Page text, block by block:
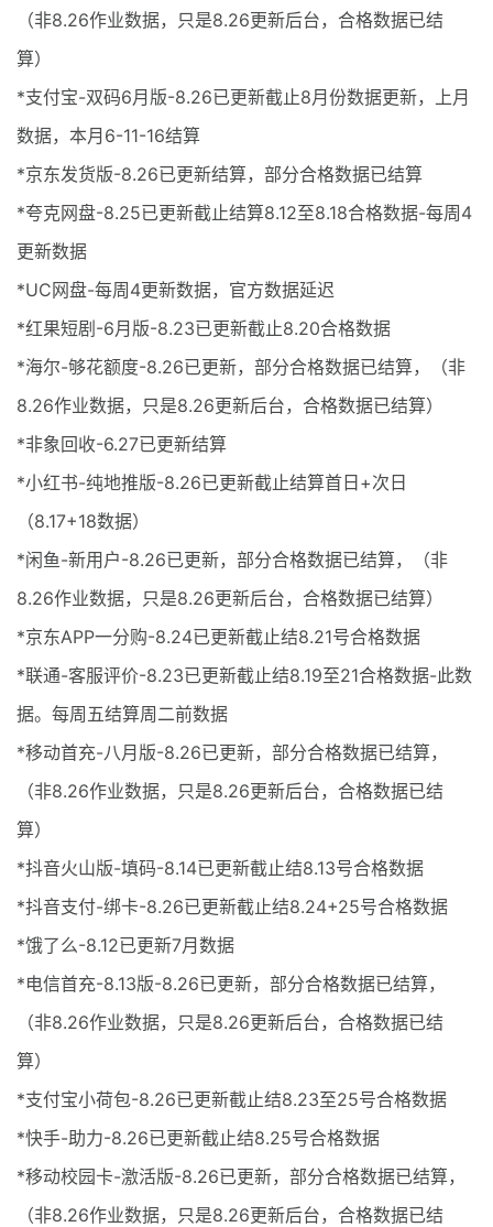
（非8.26作业数据，只是8.26更新后台，合格数据已结
算）
*支付宝-双码6月版-8.26已更新截止8月份数据更新，上月
数据，本月6-11-16结算
*京东发货版-8.26已更新结算，部分合格数据已结算
*夸克网盘-8.25已更新截止结算8.12至8.18合格数据-每周4
更新数据
*UC网盘-每周4更新数据，官方数据延迟
*红果短剧-6月版-8.23已更新截止8.20合格数据
*海尔-够花额度-8.26已更新，部分合格数据已结算，（非
8.26作业数据，只是8.26更新后台，合格数据已结算）
*非象回收-6.27已更新结算
*小红书-纯地推版-8.26已更新截止结算首日+次日
（8.17+18数据）
*闲鱼-新用户-8.26已更新，部分合格数据已结算，（非
8.26作业数据，只是8.26更新后台，合格数据已结算）
*京东APP一分购-8.24已更新截止结8.21号合格数据
*联通-客服评价-8.23已更新截止结8.19至21合格数据-此数
据。每周五结算周二前数据
*移动首充-八月版-8.26已更新，部分合格数据已结算，
（非8.26作业数据，只是8.26更新后台，合格数据已结
算）
*抖音火山版-填码-8.14已更新截止结8.13号合格数据
*抖音支付-绑卡-8.26已更新截止结8.24+25号合格数据
*饿了么-8.12已更新7月数据
*电信首充-8.13版-8.26已更新，部分合格数据已结算，
（非8.26作业数据，只是8.26更新后台，合格数据已结
算）
*支付宝小荷包-8.26已更新截止结8.23至25号合格数据
*快手-助力-8.26已更新截止结8.25号合格数据
*移动校园卡-激活版-8.26已更新，部分合格数据已结算，
（非8.26作业数据，只是8.26更新后台，合格数据已结